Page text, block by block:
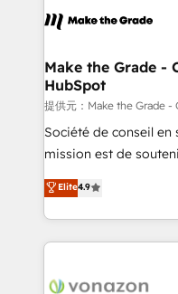
de la productivité des équipes Notre
avec un engagement
métiers et
travers le
d’entreprise. Grâce à une méthodologie éprouvée
auprès de plus de
HubSpot dans votre
question technique
Make the Grade -
HubSpot
提供元：Make the Grade
Société de conseil
mission est de
B2B à travers
l'intégration CRM et
auprès de vos comptes
l'international, nous
delà d’une simple
Elite4.9